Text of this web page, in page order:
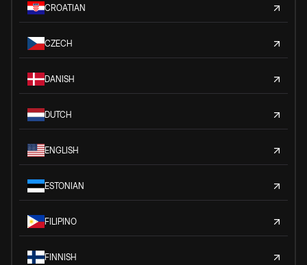
CROATIAN
CZECH
DANISH
DUTCH
ENGLISH
ESTONIAN
FILIPINO
FINNISH